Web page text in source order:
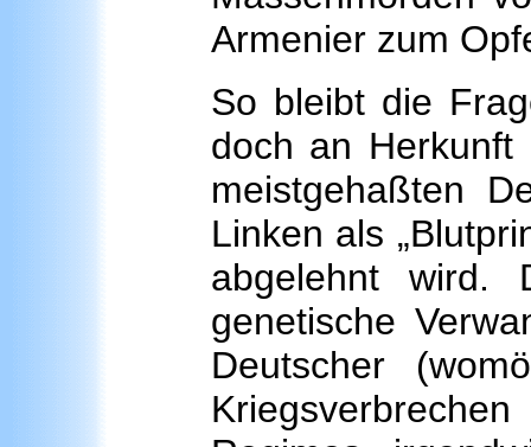
Armenier zum
So bleibt die
doch an Herkunft
meistgehaßten
Linken als
abgelehnt wird.
genetische
Deutscher